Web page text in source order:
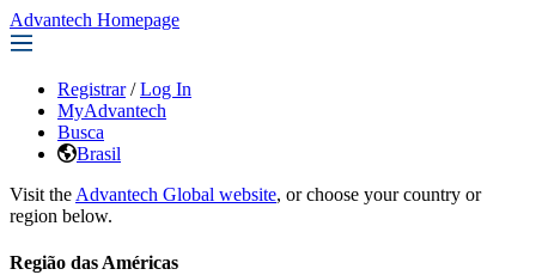
Advantech Homepage
Registrar / Log In
MyAdvantech
Busca
Brasil
Visit the Advantech Global website, or choose your country or
region below.
Região das Américas